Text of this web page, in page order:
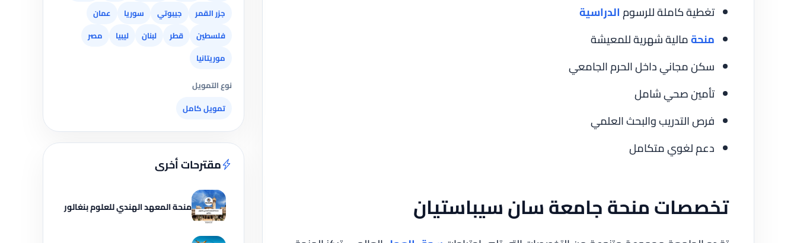
تغطية كاملة للرسومالدراسية
منحةمالية شهرية للمعيشة
سكن مجاني داخل الحرم الجامعي
تأمين صحي شامل
فرص التدريب والبحث العلمي
دعم لغوي متكامل
تخصصات منحة جامعة سان سيباستيان
جزر القمر
جيبوتي سوريا
عمان
فلسطين
قطر لبنان ليبيا
مصر
موريتانيا
نوع التمويل
تمويل كامل
مقترحات أخرى
منحة المعهد الهندي للعلوم بنغالور